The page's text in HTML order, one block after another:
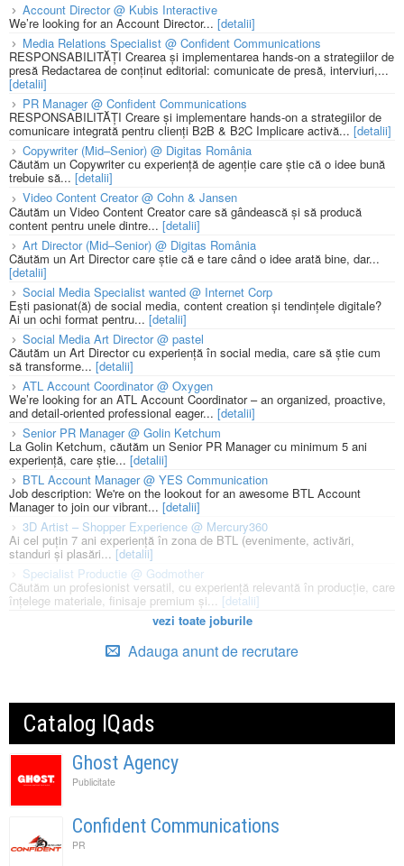
Account Director @ Kubis Interactive
We’re looking for an Account Director... [detalii]
Media Relations Specialist @ Confident Communications
RESPONSABILITĂȚI Crearea și implementarea hands-on a strategiilor de
presă Redactarea de conținut editorial: comunicate de presă, interviuri,...
[detalii]
PR Manager @ Confident Communications
RESPONSABILITĂȚI Creare și implementare hands-on a strategiilor de
comunicare integrată pentru clienți B2B & B2C Implicare activă... [detalii]
Copywriter (Mid–Senior) @ Digitas România
Căutăm un Copywriter cu experiență de agenție care știe că o idee bună
trebuie să... [detalii]
Video Content Creator @ Cohn & Jansen
Căutăm un Video Content Creator care să gândească și să producă
content pentru unele dintre... [detalii]
Art Director (Mid–Senior) @ Digitas România
Căutăm un Art Director care știe că e tare când o idee arată bine, dar...
[detalii]
Social Media Specialist wanted @ Internet Corp
Ești pasionat(ă) de social media, content creation și tendințele digitale?
Ai un ochi format pentru... [detalii]
Social Media Art Director @ pastel
Căutăm un Art Director cu experiență în social media, care să știe cum
să transforme... [detalii]
ATL Account Coordinator @ Oxygen
We’re looking for an ATL Account Coordinator – an organized, proactive,
and detail-oriented professional eager... [detalii]
Senior PR Manager @ Golin Ketchum
La Golin Ketchum, căutăm un Senior PR Manager cu minimum 5 ani
experiență, care știe... [detalii]
BTL Account Manager @ YES Communication
Job description: We're on the lookout for an awesome BTL Account
Manager to join our vibrant... [detalii]
3D Artist – Shopper Experience @ Mercury360
Ai cel puțin 7 ani experiență în zona de BTL (evenimente, activări,
standuri și plasări... [detalii]
Specialist Productie @ Godmother
Căutăm un profesionist versatil, cu experiență relevantă în producție, care
înțelege materiale, finisaje premium și... [detalii]
vezi toate joburile
Adauga anunt de recrutare
Catalog IQads
Ghost Agency
Publicitate
Confident Communications
PR